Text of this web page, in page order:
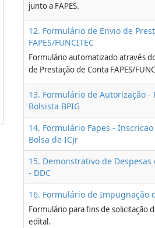
junto a FAPES.
12. Formulário de Envio de
FAPES/FUNCITEC
Formulário automatizado através
de Prestação de Conta FAPES/
13. Formulário de Autorização -
Bolsista BPIG
14. Formulário Fapes -
Bolsa de ICJr
15. Demonstrativo de
- DDC
16. Formulário de Impugnação
Formulário para fins de solicitação
edital.